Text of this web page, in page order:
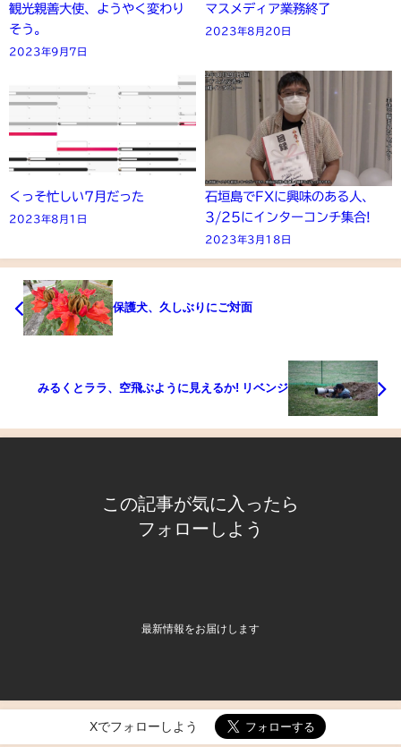
観光親善大使、ようやく変わり
そう。
2023年9月7日
マスメディア業務終了
2023年8月20日
くっそ忙しい7月だった
2023年8月1日
石垣島でFXに興味のある人、
3/25にインターコンチ集合!
2023年3月18日
保護犬、久しぶりにご対面
みるくとララ、空飛ぶように見えるか! リベンジ
この記事が気に入ったら
フォローしよう
最新情報をお届けします
Xでフォローしよう